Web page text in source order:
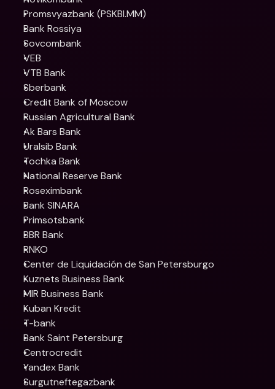
Promsvyazbank (PSKBI.MM)
Bank Rossiya
Sovcombank
VEB
VTB Bank
Sberbank
Credit Bank of Moscow
Russian Agricultural Bank
Ak Bars Bank
Uralsib Bank
Tochka Bank
National Reserve Bank
Roseximbank
Bank SINARA
Primsotsbank
BBR Bank
RNKO
Center de Liquidación de San Petersburgo
Kuznets Business Bank
MIR Business Bank
Kuban Kredit
T-bank
Bank Saint Petersburg
Centrocredit
Yandex Bank
Surgutneftegazbank